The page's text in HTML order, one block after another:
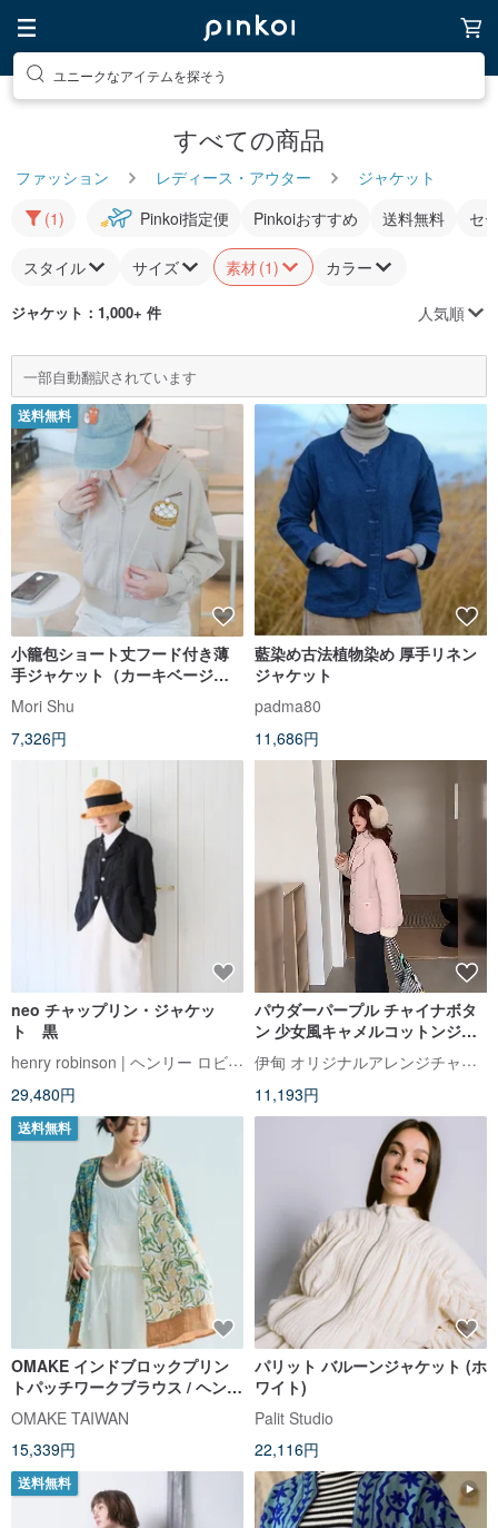
ユニークなアイテムを探そう
すべての商品
ファッション レディース・アウター
ジャケット
(1)
Pinkoi指定便 Pinkoiおすすめ 送料無料 セ
スタイル サイズ 素材(1) カラー
ジャケット ：1,000+ 件 人気順
一部自動翻訳されています
送料無料
小籠包ショート丈フード付き薄
手ジャケット（カーキベージ
ュ）
Mori Shu
7,326円
藍染め古法植物染め 厚手リネン
ジャケット
padma80
11,686円
neo チャップリン・ジャケッ
ト 黒
henry robinson | ヘンリー ロビンソン
29,480円
パウダーパープル チャイナボタ
ン 少女風キャメルコットンジャ
ケット コットンコートスカーフ
セット 柔らかく暖かいアウター
伊甸 オリジナルアレンジチャイナドレス
11,193円
送料無料
OMAKE インドブロックプリン
トパッチワークブラウス / ヘンプ
ブラウン
OMAKE TAIWAN
15,339円
パリット バルーンジャケット (ホ
ワイト)
Palit Studio
22,116円
送料無料